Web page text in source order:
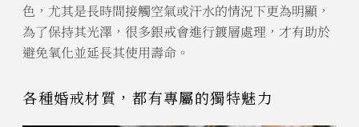
色，尤其是長時間接觸空氣或汗水的情況下更為明顯，
為了保持其光澤，很多銀戒會進行鍍層處理，才有助於
避免氧化並延長其使用壽命。
各種婚戒材質，都有專屬的獨特魅力